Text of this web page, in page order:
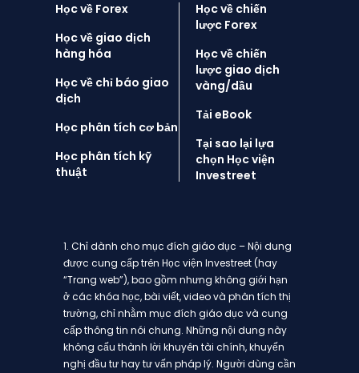
Học về Forex
Học về giao dịch
hàng hóa
Học về chỉ báo giao
dịch
Học phân tích cơ bản
Học phân tích kỹ
thuật
Học về chiến
lược Forex
Học về chiến
lược giao dịch
vàng/dầu
Tải eBook
Tại sao lại lựa
chọn Học viện
Investreet
1. Chỉ dành cho mục đích giáo dục – Nội dung
được cung cấp trên Học viện Investreet (hay
“Trang web”), bao gồm nhưng không giới hạn
ở các khóa học, bài viết, video và phân tích thị
trường, chỉ nhằm mục đích giáo dục và cung
cấp thông tin nói chung. Những nội dung này
không cấu thành lời khuyên tài chính, khuyến
nghị đầu tư hay tư vấn pháp lý. Người dùng cần